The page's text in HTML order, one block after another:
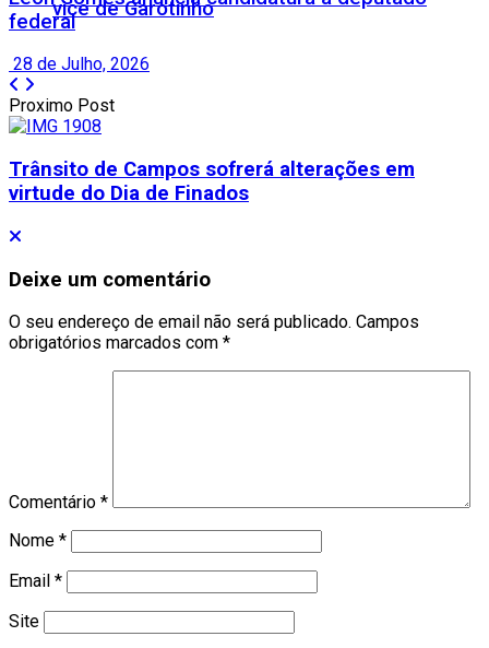
vice de Garotinho
federal
28 de Julho, 2026
Proximo Post
Trânsito de Campos sofrerá alterações em
virtude do Dia de Finados
Deixe um comentário
O seu endereço de email não será publicado. Campos
obrigatórios marcados com *
Comentário *
Nome *
Email *
Site